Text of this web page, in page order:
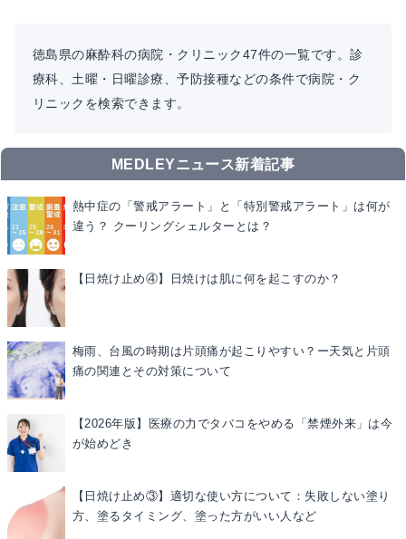
徳島県の麻酔科の病院・クリニック47件の一覧です。診
療科、土曜・日曜診療、予防接種などの条件で病院・ク
リニックを検索できます。
MEDLEYニュース新着記事
熱中症の「警戒アラート」と「特別警戒アラート」は何が
違う？ クーリングシェルターとは？
【日焼け止め④】日焼けは肌に何を起こすのか？
梅雨、台風の時期は片頭痛が起こりやすい？ー天気と片頭
痛の関連とその対策について
【2026年版】医療の力でタバコをやめる「禁煙外来」は今
が始めどき
【日焼け止め③】適切な使い方について：失敗しない塗り
方、塗るタイミング、塗った方がいい人など